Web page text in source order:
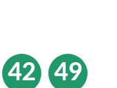
42 49